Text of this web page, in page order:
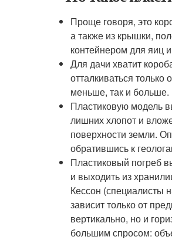
Проще говоря, это
а также из крышки,
контейнером для яиц
Для дачи хватит
отталкиваться
меньше, так и больше.
Пластиковую модель
лишних хлопот и
поверхности земли.
обратившись к
Пластиковый погреб
и выходить из
Кессон (специалисты
зависит только от
вертикально, но и
большим спросом: